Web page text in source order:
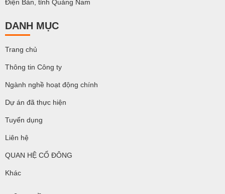
Điện Bàn, tỉnh Quảng Nam
DANH MỤC
Trang chủ
Thông tin Công ty
Ngành nghề hoạt động chính
Dự án đã thực hiện
Tuyển dụng
Liên hệ
QUAN HỆ CỔ ĐÔNG
Khác